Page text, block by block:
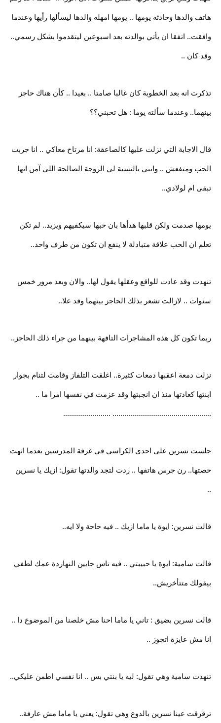
هاتف والدها وحادثه يومها .. يومها امهله والدها ليسألها رأيها وعندما
وافقت.. اتفقا ان يأتي بوالدته بعد اسبوعين ليتقدموا بشكل رسمي..
وقد كان ..
تذكرت انه بعد الخطوبة كان غالبا صامتا .. بعيدا .. كأن هناك حاجز
بينهما.. وعندما سألته يوما : هل تحبني؟؟
قال الاجابة التي نزلت عليها كالصاعقة: انا مرتاح معاكي .. انا جربت
الحب ومنفعش .. وانتي بالنسبة لي الزوجة الصالحة اللي آمن انها
تبقى ام لولادي..
يومها صدمت ولكن قلبها هدأها بان حبها سيكفيهم ويزيد.. لم تكن
تعلم ان الحب علاقة متبادلة لا ينفع ان تكون من طرف واحد..
تنهدت وقد عادت للواقع وعقلها يقول لها.. والان وبعد مرور خمس
سنوات .. لازالت تشعر بذلك الحاجز بينهما وقد علا..
ربما تكون كل هذه المشاجرات التافهة بينهما من جراء ذلك الحاجز..
نزلت دمعة اعقبها دمعات كثيرة.. اغلقت التلفاز وقامت لتنام بجوار
ابنتها كعادتها منذ ان انجبتها وقد عزمت في نفسها امرا ما ..
.................................................. ........................
جلست نسرين على احدى الكراسي في غرفة المدرسين بعدما انهت
حصتها.. رن جرس هاتفها .. ردت لتجد والدتها تقول: ازيك يا نسرين
..
قالت نسرين: ايوة يا ماما ازيك .. فيه حاجة ولا ايه..
قالت سامية: ايوة يا حبيبتي .. فيه ناس جايين النهاردة عمك لطفي
بيقولك متتأخريش..
قالت نسرين بضيق : تاني يا ماما احنا مش خلصنا من الموضوع دا ..
انا مش عايزة اتجوز ..
تنهدت سامية وهي تقول: ليه يا بنتي بس .. انا نفسي اطمن عليكي..
ترقرقت عينا نسرين بالدوع وهي تقول: يعني يا ماما مش عارفة..